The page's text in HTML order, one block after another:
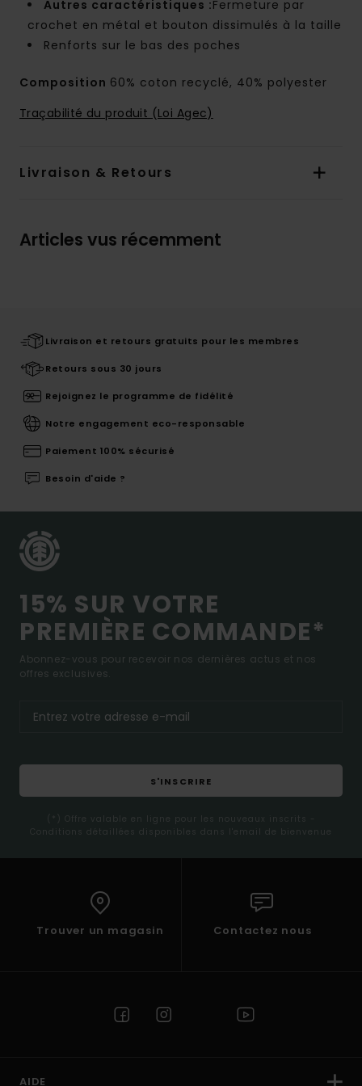
Autres caractéristiques :Fermeture par
crochet en métal et bouton dissimulés à la taille
Renforts sur le bas des poches
Composition 60% coton recyclé, 40% polyester
Traçabilité du produit (Loi Agec)
Livraison & Retours
Articles vus récemment
Livraison et retours gratuits pour les membres
Retours sous 30 jours
Rejoignez le programme de fidélité
Notre engagement eco-responsable
Paiement 100% sécurisé
Besoin d'aide ?
15% SUR VOTRE
PREMIÈRE COMMANDE*
Abonnez-vous pour recevoir nos dernières actus et nos
offres exclusives.
S'INSCRIRE
(*) Offre valable en ligne pour les nouveaux inscrits -
Conditions détaillées disponibles dans l'email de bienvenue
Trouver un magasin Contactez nous
AIDE